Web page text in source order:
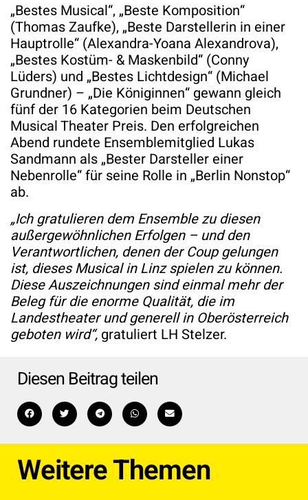
„Bestes Musical“, „Beste Komposition“
(Thomas Zaufke), „Beste Darstellerin in einer
Hauptrolle“ (Alexandra-Yoana Alexandrova),
„Bestes Kostüm- & Maskenbild“ (Conny
Lüders) und „Bestes Lichtdesign“ (Michael
Grundner) – „Die Königinnen“ gewann gleich
fünf der 16 Kategorien beim Deutschen
Musical Theater Preis. Den erfolgreichen
Abend rundete Ensemblemitglied Lukas
Sandmann als „Bester Darsteller einer
Nebenrolle“ für seine Rolle in „Berlin Nonstop“
ab.
„Ich gratulieren dem Ensemble zu diesen
außergewöhnlichen Erfolgen – und den
Verantwortlichen, denen der Coup gelungen
ist, dieses Musical in Linz spielen zu können.
Diese Auszeichnungen sind einmal mehr der
Beleg für die enorme Qualität, die im
Landestheater und generell in Oberösterreich
geboten wird“, gratuliert LH Stelzer.
Diesen Beitrag teilen
Weitere Themen